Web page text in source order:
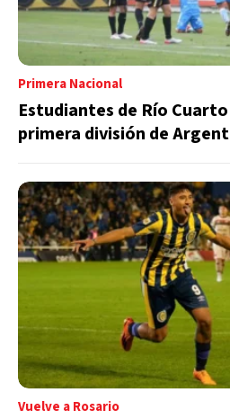
Primera Nacional
Estudiantes de Río
primera división de
Vuelve a Rosario